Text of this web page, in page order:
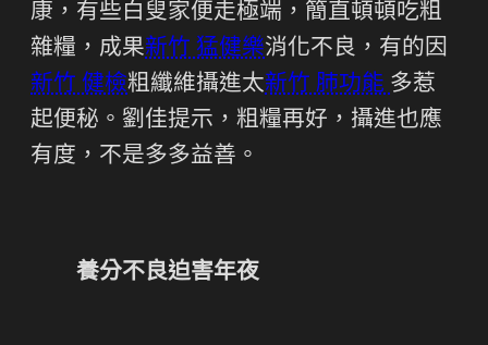
康，有些白叟家便走極端，簡直頓頓吃粗
雜糧，成果新竹 猛健樂消化不良，有的因
新竹 健檢粗纖維攝進太新竹 肺功能 多惹
起便秘。劉佳提示，粗糧再好，攝進也應
有度，不是多多益善。
養分不良迫害年夜